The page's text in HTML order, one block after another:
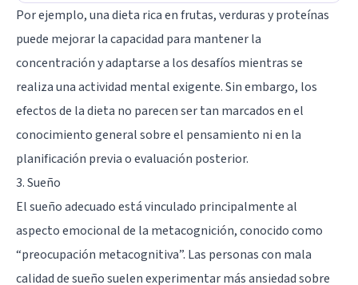
Por ejemplo, una dieta rica en frutas, verduras y proteínas
puede mejorar la capacidad para mantener la
concentración y adaptarse a los desafíos mientras se
realiza una actividad mental exigente. Sin embargo, los
efectos de la dieta no parecen ser tan marcados en el
conocimiento general sobre el pensamiento ni en la
planificación previa o evaluación posterior.
3. Sueño
El sueño adecuado está vinculado principalmente al
aspecto emocional de la metacognición, conocido como
“preocupación metacognitiva”. Las personas con mala
calidad de sueño suelen experimentar más ansiedad sobre